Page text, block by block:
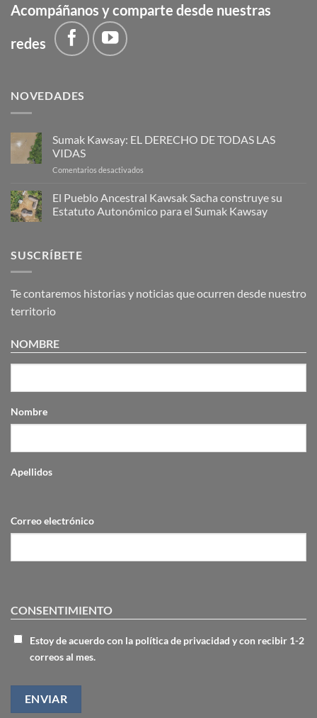
Acompáñanos y comparte desde nuestras
redes
NOVEDADES
Sumak Kawsay: EL DERECHO DE TODAS LAS
VIDAS
Comentarios desactivados
Kawsay:
EL
DERECHO
El Pueblo Ancestral Kawsak Sacha construye su
Estatuto Autonómico para el Sumak Kawsay
en
El
Sacha
construye
su
para
el
Sumak
SUSCRÍBETE
Te contaremos historias y noticias que ocurren desde nuestro
territorio
NOMBRE
Nombre
Apellidos
Correo electrónico
CONSENTIMIENTO
Estoy de acuerdo con la política de privacidad y con recibir 1-2
correos al mes.